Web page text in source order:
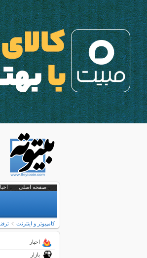
صفحه اصلی
کامپیوتر و اینترنت
اخبار
بازار